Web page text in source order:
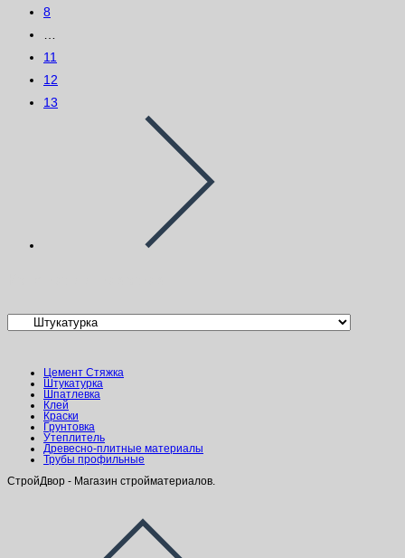
8
11
12
13
Цемент Стяжка
Штукатурка
Шпатлевка
Клей
Краски
Грунтовка
Утеплитель
Древесно-плитные материалы
Трубы профильные
СтройДвор - Магазин стройматериалов.